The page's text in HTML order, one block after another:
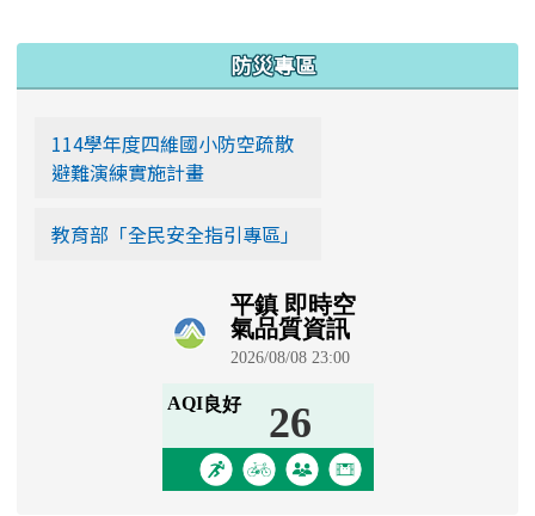
::: 防災專區
114學年度四維國小防空疏散
避難演練實施計畫
教育部「全民安全指引專區」